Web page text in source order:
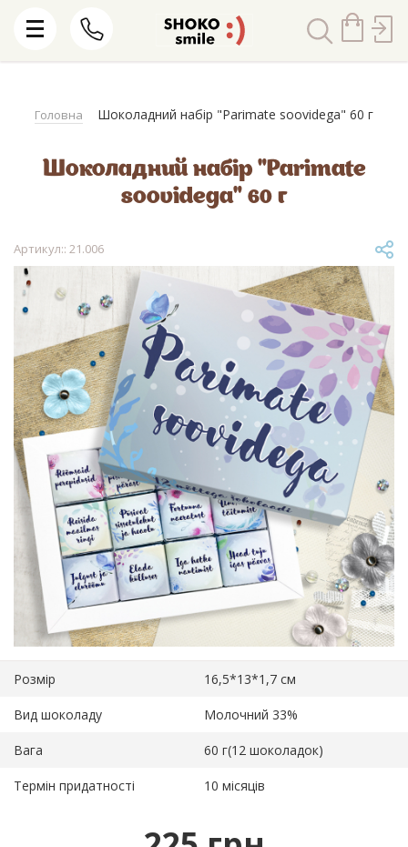
Головна Шоколадний набір "Parimate soovidega" 60 г
Шоколадний набір "Parimate
soovidega" 60 г
Артикул:: 21.006
Розмір 16,5*13*1,7 см
Вид шоколаду Молочний 33%
Вага 60 г(12 шоколадок)
Термін придатності 10 місяців